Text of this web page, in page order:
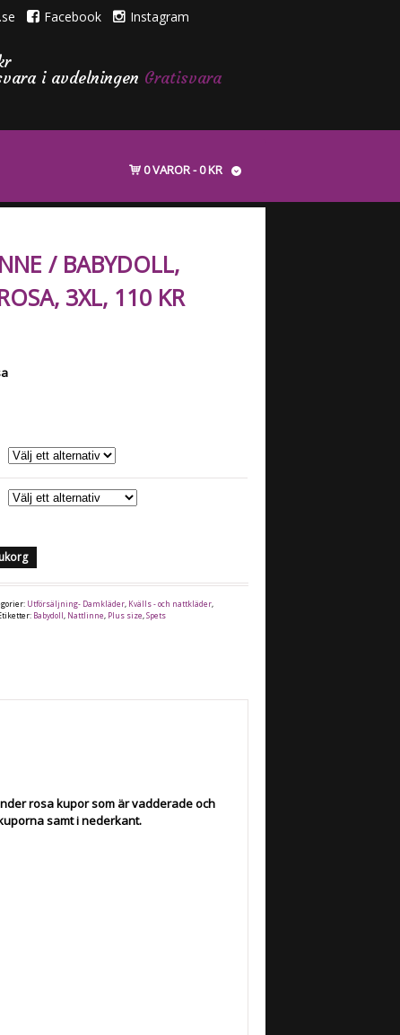
Facebook Instagram
i avdelningen Gratisvara
0 VAROR 0 KR
/ BABYDOLL,
3XL, 110 KR
Utförsäljning- Damkläder, Kvälls - och nattkläder,
Babydoll, Nattlinne, Plus size,Spets
rosa kupor som är vadderade och
samt i nederkant.